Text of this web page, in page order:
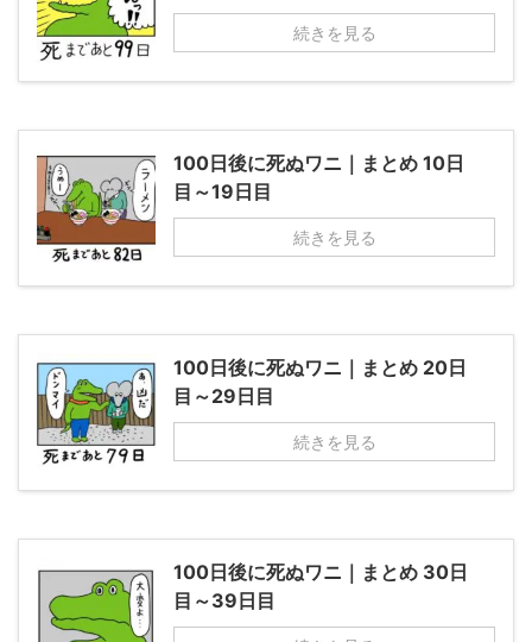
続きを見る
100日後に死ぬワニ｜まとめ 10日
目～19日目
続きを見る
100日後に死ぬワニ｜まとめ 20日
目～29日目
続きを見る
100日後に死ぬワニ｜まとめ 30日
目～39日目